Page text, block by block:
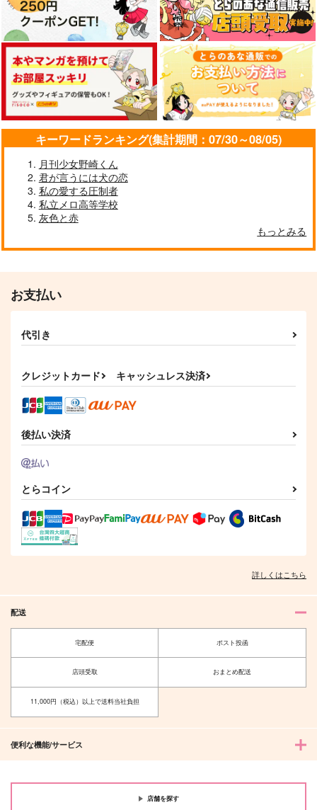
フラグメントミラー
好屋牢
1,000 円（税込）
松野カラ松×松野一松
サンプル
作品詳細
あの頃の俺たちは
はちみつノイズ
787
松野一松×松野おそ松
作品詳細
星屑と厄災の舞台
サンプル
作品詳細
キーワードランキング(集計期間：07/30～08/05)
月刊少女野崎くん
君が言うには犬の恋
私の愛する圧制者
私立メロ高等学校
灰色と赤
もっとみる
お支払い
代引き
クレジットカード キャッシュレス決済
後払い決済
とらコイン
詳しくはこちら
配送
宅配便 ポスト投函
店頭受取 おまとめ配送
11,000円（税込）以上で送料当社負担
便利な機能/サービス
店舗を探す